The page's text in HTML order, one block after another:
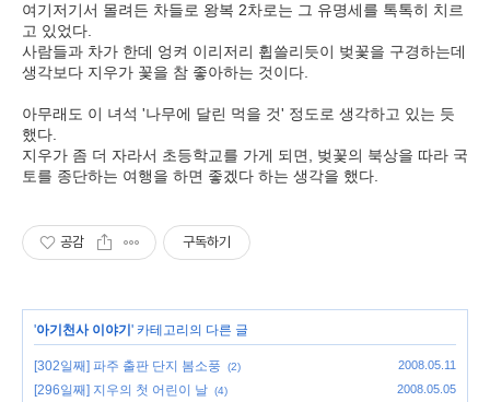
여기저기서 몰려든 차들로 왕복 2차로는 그 유명세를 톡톡히 치르
고 있었다.
사람들과 차가 한데 엉켜 이리저리 휩쓸리듯이 벚꽃을 구경하는데
생각보다 지우가 꽃을 참 좋아하는 것이다.
아무래도 이 녀석 '나무에 달린 먹을 것' 정도로 생각하고 있는 듯
했다.
지우가 좀 더 자라서 초등학교를 가게 되면, 벚꽃의 북상을 따라 국
토를 종단하는 여행을 하면 좋겠다 하는 생각을 했다.
공감 구독하기
'아기천사 이야기 ' 카테고리의 다른 글
[302일째] 파주 출판 단지 봄소풍 (2) 2008.05.11
[296일째] 지우의 첫 어린이 날 (4) 2008.05.05